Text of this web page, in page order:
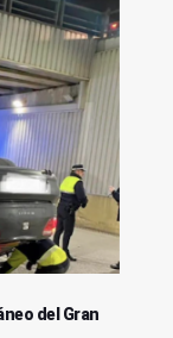
del Gran